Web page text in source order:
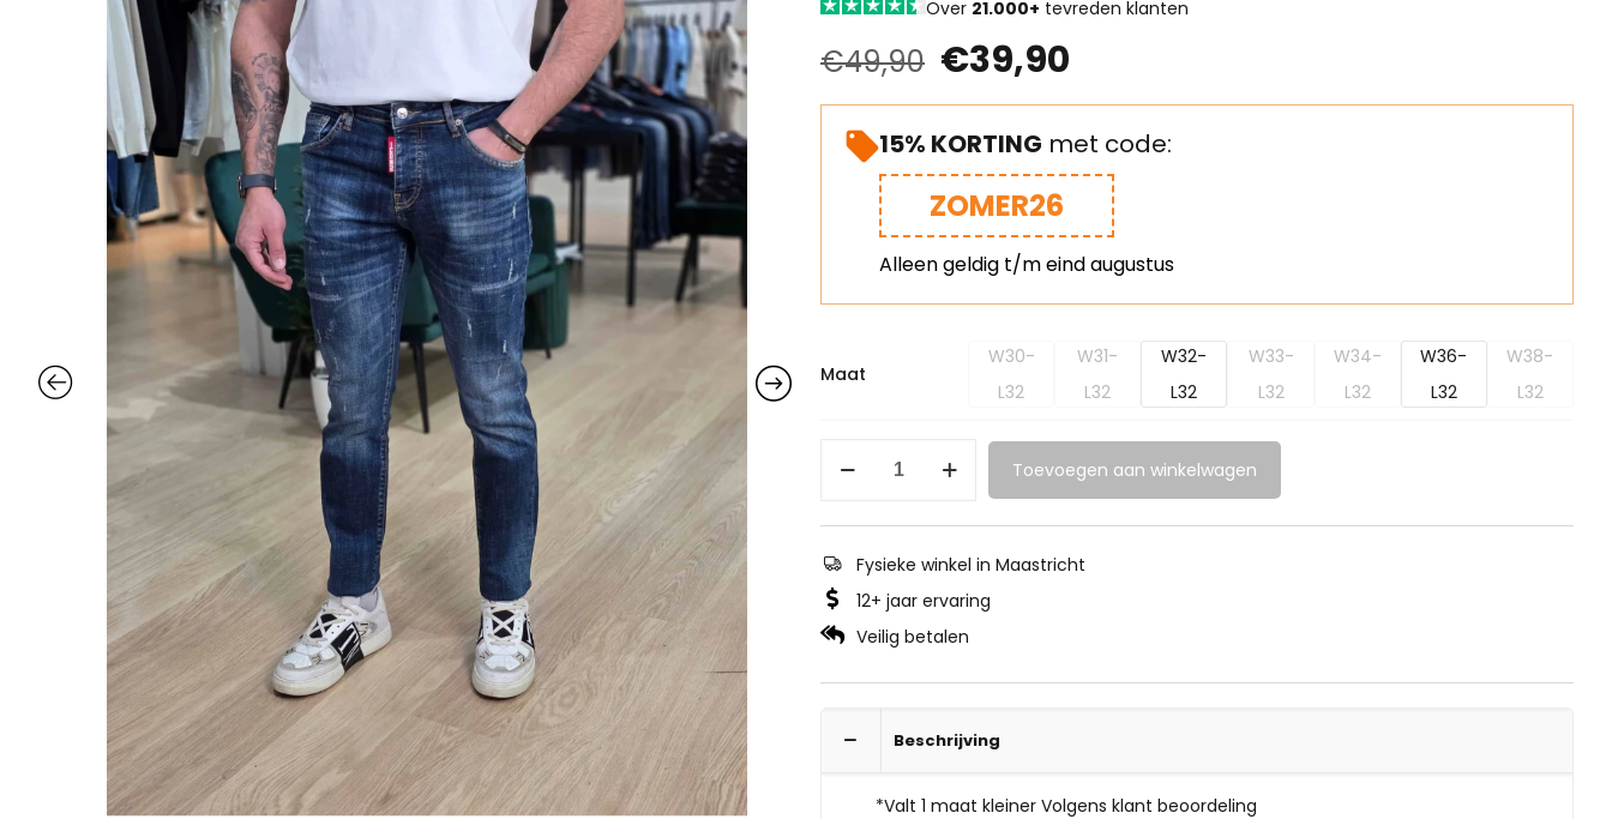
Over 21.000+ tevreden klanten
€49,90 €39,90
15% KORTING met code:
ZOMER26
Alleen geldig t/m eind augustus
Maat
W30-
L32
W31-
L32
W32-
L32
W33-
L32
W34-
L32
W36-
L32
W38-
L32
Toevoegen aan winkelwagen
Fysieke winkel in Maastricht
12+ jaar ervaring
Veilig betalen
Beschrijving
*Valt 1 maat kleiner Volgens klant beoordeling